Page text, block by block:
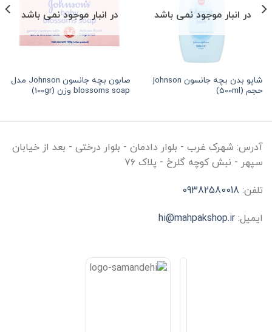
در انبار موجود نمی باشد
شاپو بدن بچه جانسون johnson
حجم (500ml)
در انبار موجود نمی باشد
صابون بچه جانسون Johnson مدل
blossoms soap وزن (100gr)
آدرس: شهرک غرب - بلوار دادمان - بلوار درختی - بعد از خیابان
سپهر - نبش کوچه گلرخ - پلاک ۷۶
تلفن: 09382580018
ایمیل: hi@mahpakshop.ir